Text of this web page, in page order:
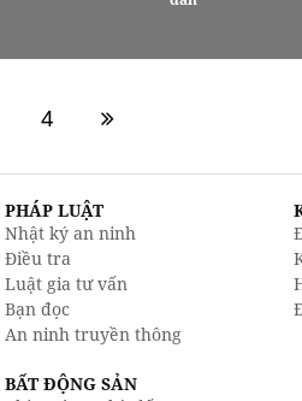
4
PHÁP LUẬT
Nhật ký an ninh
Điều tra
Luật gia tư vấn
Bạn đọc
An ninh truyền thông
BẤT ĐỘNG SẢN